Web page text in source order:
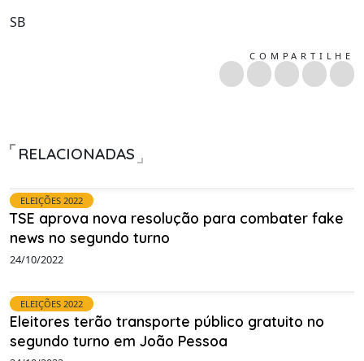
SB
COMPARTILHE
RELACIONADAS
ELEIÇÕES 2022
TSE aprova nova resolução para combater fake
news no segundo turno
24/10/2022
ELEIÇÕES 2022
Eleitores terão transporte público gratuito no
segundo turno em João Pessoa